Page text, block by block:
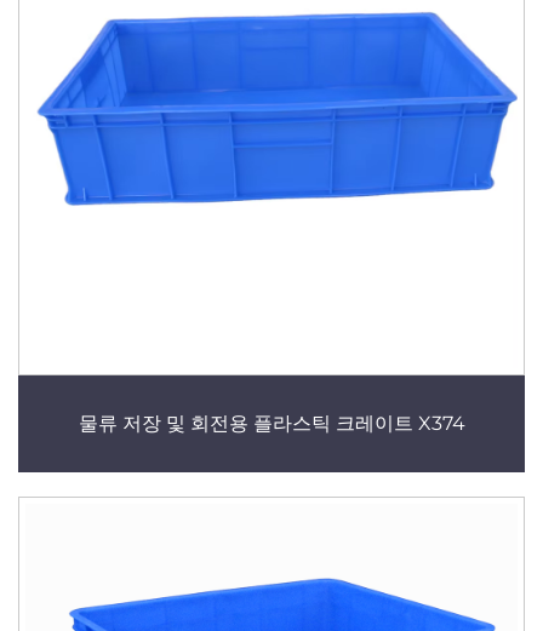
물류 저장 및 회전용 플라스틱 크레이트 X374